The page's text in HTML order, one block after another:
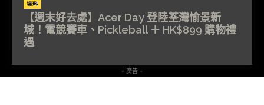
場料
【週末好去處】Acer Day 登陸荃灣愉景新
城！電競賽車、Pickleball ＋ HK$899 購物禮
遇
- 廣告 -